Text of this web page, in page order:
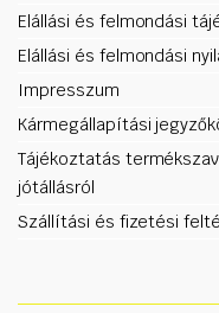
Elállási és felmondási
Elállási és felmondási
Impresszum
Kármegállapítási
Tájékoztatás
jótállásról
Szállítási és fizetési